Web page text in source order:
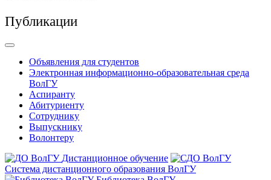
Публикации
Объявления для студентов
Электронная информационно-образовательная среда
ВолГУ
Аспиранту
Абитуриенту
Сотруднику
Выпускнику
Волонтеру
Дистанционное обучение
Система дистанционного образования ВолГУ